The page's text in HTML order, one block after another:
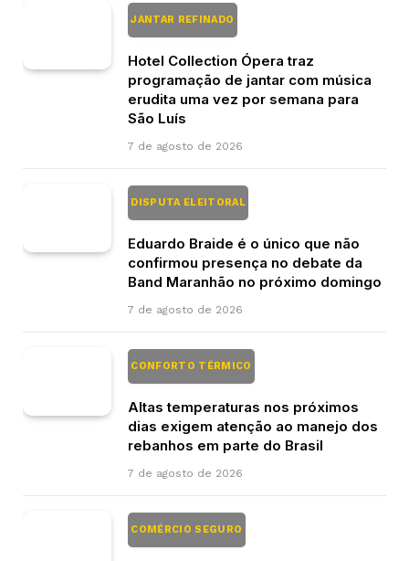
JANTAR REFINADO
Hotel Collection Ópera traz
programação de jantar com música
erudita uma vez por semana para
São Luís
7 de agosto de 2026
DISPUTA ELEITORAL
Eduardo Braide é o único que não
confirmou presença no debate da
Band Maranhão no próximo domingo
7 de agosto de 2026
CONFORTO TÉRMICO
Altas temperaturas nos próximos
dias exigem atenção ao manejo dos
rebanhos em parte do Brasil
7 de agosto de 2026
COMÉRCIO SEGURO